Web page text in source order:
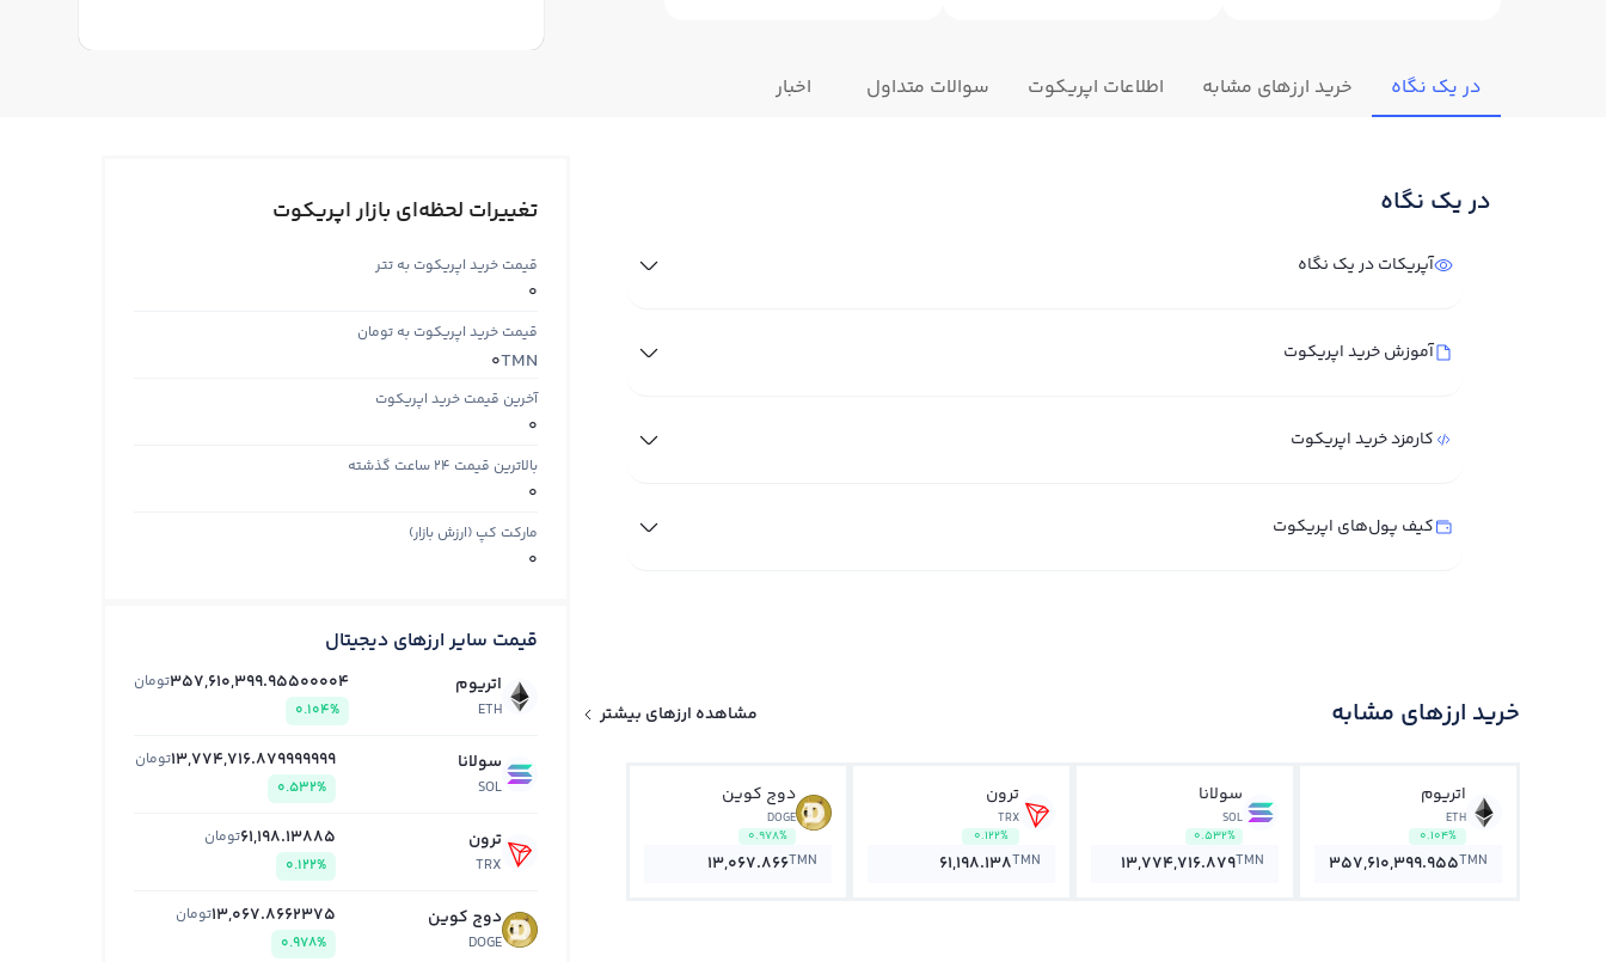
در یک نگاه خرید ارزهای مشابه اطلاعات اپریکوت سوالات متداول اخبار
در یک نگاه
آپریکات در یک نگاه
آموزش خرید اپریکوت
کارمزد خرید اپریکوت
کیف پول‌های اپریکوت
خرید ارزهای مشابه مشاهده ارزهای بیشتر
اتریوم
ETH
0.104%
357,610,399.955TMN
سولانا
SOL
0.532%
13,774,716.879TMN
ترون
TRX
0.122%
61,198.138TMN
دوج کوین
DOGE
0.978%
13,067.866TMN
تغییرات لحظه‌ای بازار اپریکوت
قیمت خرید اپریکوت به تتر
0
قیمت خرید اپریکوت به تومان
TMN
0
آخرین قیمت خرید اپریکوت
0
بالاترین قیمت ۲۴ ساعت گذشته
0
مارکت کپ (ارزش بازار)
0
قیمت سایر ارزهای دیجیتال
اتریوم
ETH
357,610,399.95500004تومان
0.104%
سولانا
SOL
13,774,716.879999999تومان
0.532%
ترون
TRX
61,198.13885تومان
0.122%
دوج کوین
DOGE
13,067.8662375تومان
0.978%